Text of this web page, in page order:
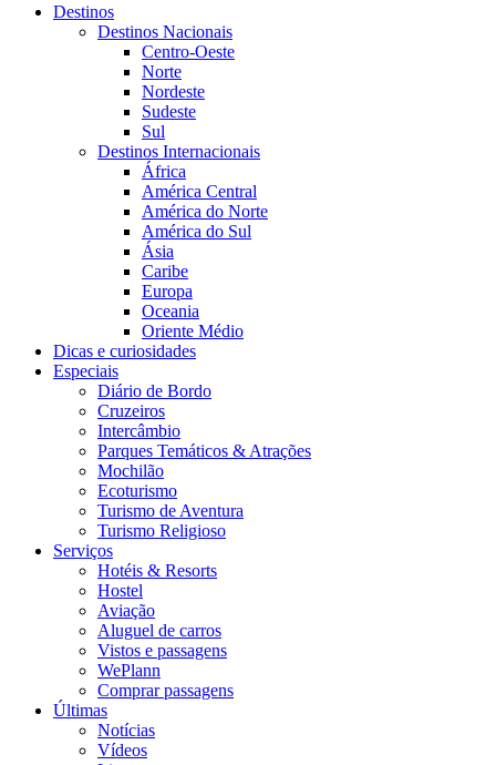
Destinos
Destinos Nacionais
Centro-Oeste
Norte
Nordeste
Sudeste
Sul
Destinos Internacionais
África
América Central
América do Norte
América do Sul
Ásia
Caribe
Europa
Oceania
Oriente Médio
Dicas e curiosidades
Especiais
Diário de Bordo
Cruzeiros
Intercâmbio
Parques Temáticos & Atrações
Mochilão
Ecoturismo
Turismo de Aventura
Turismo Religioso
Serviços
Hotéis & Resorts
Hostel
Aviação
Aluguel de carros
Vistos e passagens
WePlann
Comprar passagens
Últimas
Notícias
Vídeos